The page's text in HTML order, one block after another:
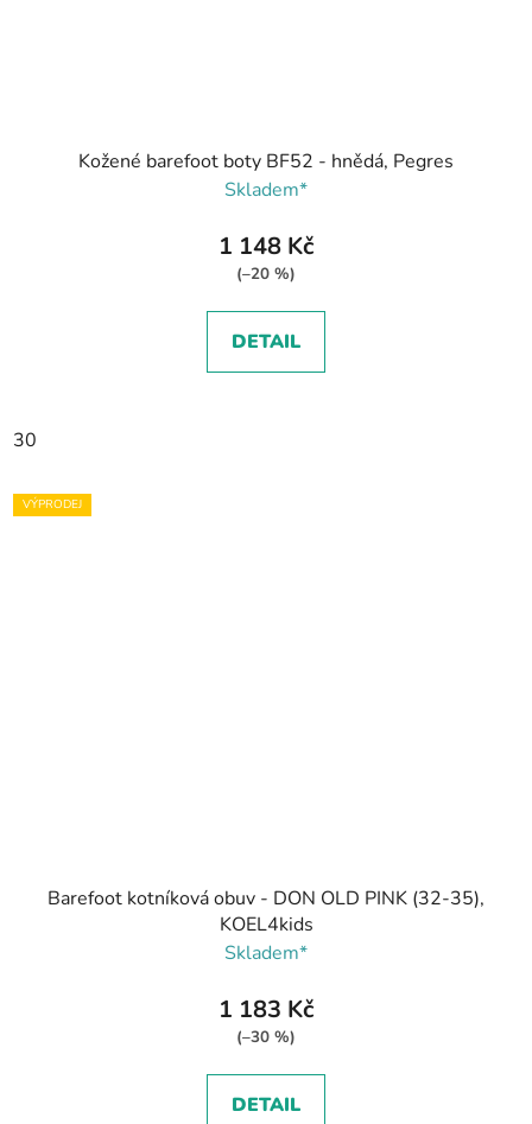
Kožené barefoot boty BF52 - hnědá, Pegres
Skladem*
1 148 Kč
(–20 %)
DETAIL
30
VÝPRODEJ
Barefoot kotníková obuv - DON OLD PINK (32-35),
KOEL4kids
Skladem*
1 183 Kč
(–30 %)
DETAIL